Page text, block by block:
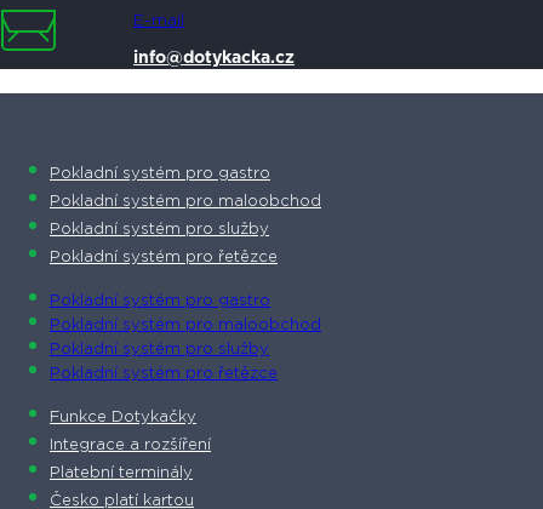
E-mail
info@dotykacka.cz
Pokladní systém pro gastro
Pokladní systém pro maloobchod
Pokladní systém pro služby
Pokladní systém pro řetězce
Pokladní systém pro gastro
Pokladní systém pro maloobchod
Pokladní systém pro služby
Pokladní systém pro řetězce
Funkce Dotykačky
Integrace a rozšíření
Platební terminály
Česko platí kartou